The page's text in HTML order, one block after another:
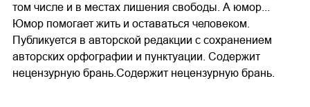
том числе и в местах лишения свободы. А юмор...
Юмор помогает жить и оставаться человеком.
Публикуется в авторской редакции с сохранением
авторских орфографии и пунктуации. Содержит
нецензурную брань.Содержит нецензурную брань.